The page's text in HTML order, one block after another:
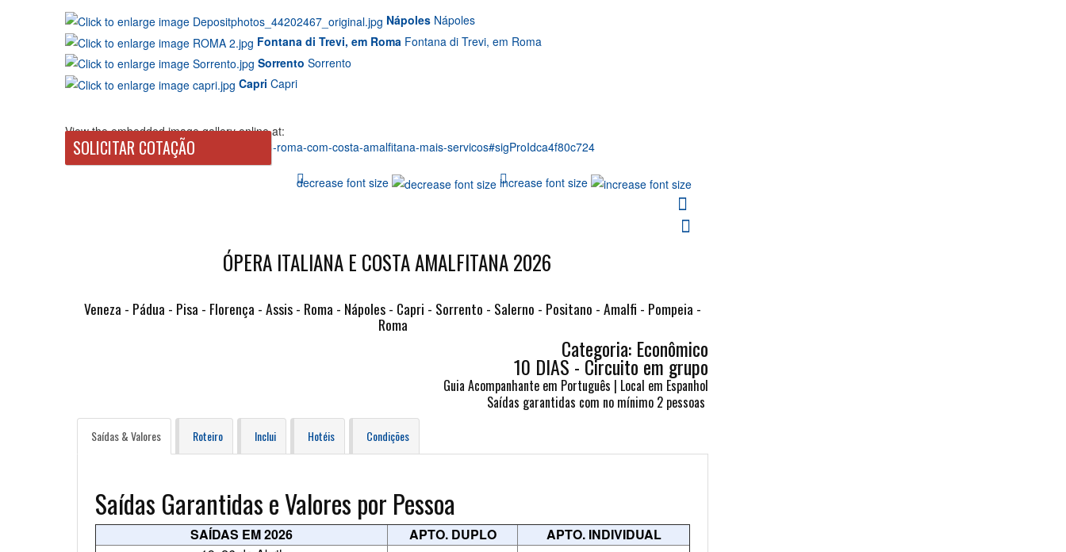
Nápoles Nápoles
Fontana di Trevi, em Roma Fontana di Trevi, em Roma
Sorrento Sorrento
Capri Capri
View the embedded image gallery online at:
https://slaviantours.com/viagem-italia/823-roma-com-costa-amalfitana-mais-servicos#sigProIdca4f80c724
ㅤㅤSOLICITAR COTAÇÃO
decrease font size increase font size
ÓPERA ITALIANA E COSTA AMALFITANA 2026
Veneza - Pádua - Pisa - Florença - Assis - Roma - Nápoles - Capri - Sorrento - Salerno - Positano - Amalfi - Pompeia -
Roma
Categoria: Econômico
10 DIAS - Circuito em grupo
Guia Acompanhante em Português | Local em Espanhol
Saídas garantidas com no mínimo 2 pessoas
Saídas & Valores Roteiro Inclui Hotéis Condições
Saídas Garantidas e Valores por Pessoa
SAÍDAS EM 2026 APTO. DUPLO
APTO. INDIVIDUAL